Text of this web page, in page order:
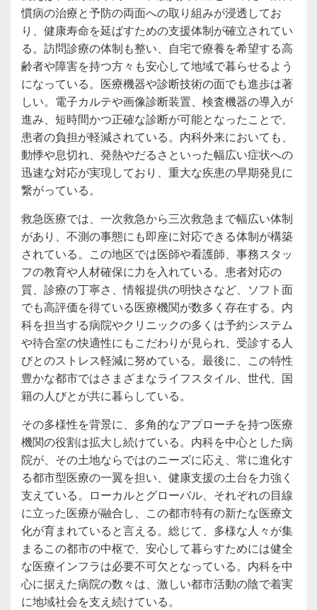
慣病の治療と予防の両面への取り組みが浸透してお
り、健康寿命を延ばすための支援体制が確立されてい
る。訪問診療の体制も整い、自宅で療養を希望する高
齢者や障害を持つ方々も安心して地域で暮らせるよう
になっている。医療機器や診断技術の面でも進歩は著
しい。電子カルテや画像診断装置、検査機器の導入が
進み、短時間かつ正確な診断が可能となったことで、
患者の負担が軽減されている。内科外来においても、
動悸や息切れ、発熱やだるさといった幅広い症状への
迅速な対応が実現しており、重大な疾患の早期発見に
繋がっている。
救急医療では、一次救急から三次救急まで幅広い体制
があり、不測の事態にも即座に対応できる体制が構築
されている。この地区では医師や看護師、事務スタッ
フの教育や人材確保に力を入れている。患者対応の
質、診療の丁寧さ、情報提供の明快さなど、ソフト面
でも高評価を得ている医療機関が数多く存在する。内
科を担当する病院やクリニックの多くは予約システム
や待合室の快適性にもこだわりが見られ、受診する人
びとのストレス軽減に努めている。最後に、この特性
豊かな都市ではさまざまなライフスタイル、世代、国
籍の人びとが共に暮らしている。
その多様性を背景に、多角的なアプローチを持つ医療
機関の役割は拡大し続けている。内科を中心とした病
院が、その土地ならではのニーズに応え、常に進化す
る都市型医療の一翼を担い、健康支援の土台を力強く
支えている。ローカルとグローバル、それぞれの目線
に立った医療が融合し、この都市特有の新たな医療文
化が育まれていると言える。総じて、多様な人々が集
まるこの都市の中枢で、安心して暮らすためには健全
な医療インフラは必要不可欠となっている。内科を中
心に据えた病院の数々は、激しい都市活動の陰で着実
に地域社会を支え続けている。